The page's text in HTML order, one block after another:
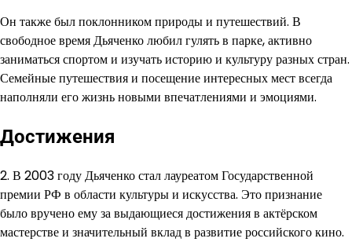
Он также был поклонником природы и путешествий. В
свободное время Дьяченко любил гулять в парке, активно
заниматься спортом и изучать историю и культуру разных стран.
Семейные путешествия и посещение интересных мест всегда
наполняли его жизнь новыми впечатлениями и эмоциями.
Достижения
2. В 2003 году Дьяченко стал лауреатом Государственной
премии РФ в области культуры и искусства. Это признание
было вручено ему за выдающиеся достижения в актёрском
мастерстве и значительный вклад в развитие российского кино.